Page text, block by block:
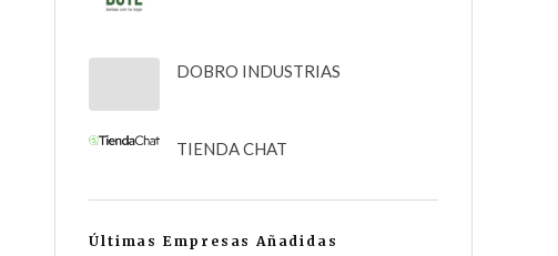
DOBRO INDUSTRIAS
TIENDA CHAT
Últimas Empresas Añadidas